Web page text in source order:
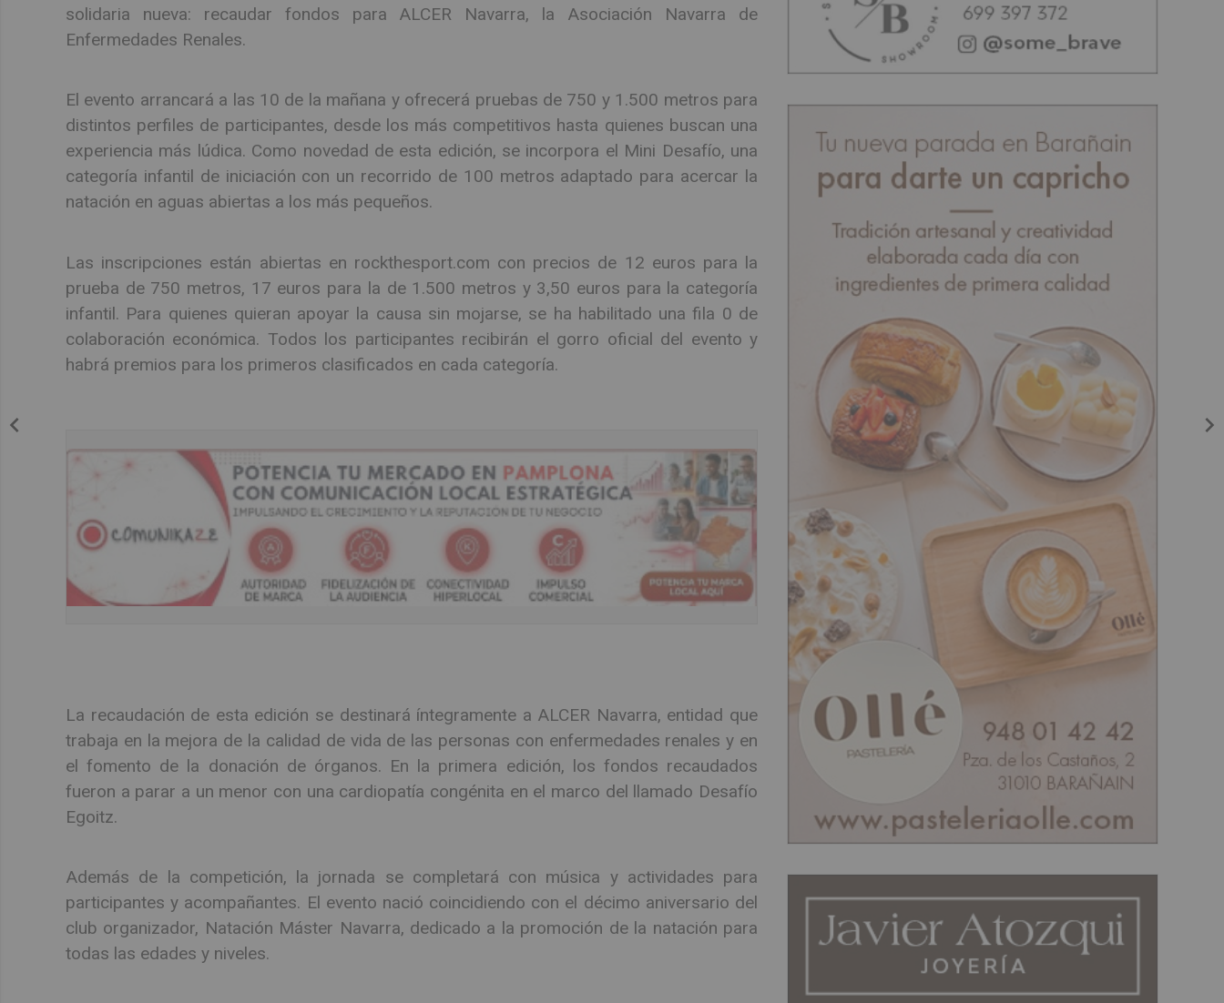
solidaria nueva: recaudar fondos para ALCER Navarra, la Asociación Navarra de
Enfermedades Renales.
El evento arrancará a las 10 de la mañana y ofrecerá pruebas de 750 y 1.500 metros para
distintos perfiles de participantes, desde los más competitivos hasta quienes buscan una
experiencia más lúdica. Como novedad de esta edición, se incorpora el Mini Desafío, una
categoría infantil de iniciación con un recorrido de 100 metros adaptado para acercar la
natación en aguas abiertas a los más pequeños.
Las inscripciones están abiertas en rockthesport.com con precios de 12 euros para la
prueba de 750 metros, 17 euros para la de 1.500 metros y 3,50 euros para la categoría
infantil. Para quienes quieran apoyar la causa sin mojarse, se ha habilitado una fila 0 de
colaboración económica. Todos los participantes recibirán el gorro oficial del evento y
habrá premios para los primeros clasificados en cada categoría.
La recaudación de esta edición se destinará íntegramente a ALCER Navarra, entidad que
trabaja en la mejora de la calidad de vida de las personas con enfermedades renales y en
el fomento de la donación de órganos. En la primera edición, los fondos recaudados
fueron a parar a un menor con una cardiopatía congénita en el marco del llamado Desafío
Egoitz.
Además de la competición, la jornada se completará con música y actividades para
participantes y acompañantes. El evento nació coincidiendo con el décimo aniversario del
club organizador, Natación Máster Navarra, dedicado a la promoción de la natación para
todas las edades y niveles.